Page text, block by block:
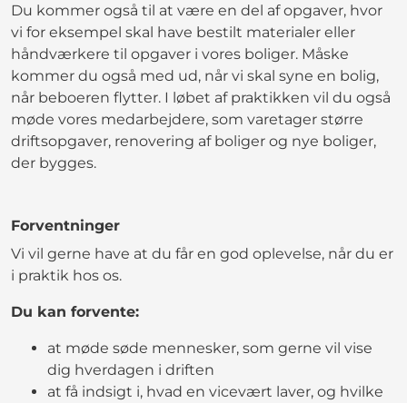
Du kommer også til at være en del af opgaver, hvor
vi for eksempel skal have bestilt materialer eller
håndværkere til opgaver i vores boliger. Måske
kommer du også med ud, når vi skal syne en bolig,
når beboeren flytter. I løbet af praktikken vil du også
møde vores medarbejdere, som varetager større
driftsopgaver, renovering af boliger og nye boliger,
der bygges.
Forventninger
Vi vil gerne have at du får en god oplevelse, når du er
i praktik hos os.
Du kan forvente:
at møde søde mennesker, som gerne vil vise
dig hverdagen i driften
at få indsigt i, hvad en vicevært laver, og hvilke